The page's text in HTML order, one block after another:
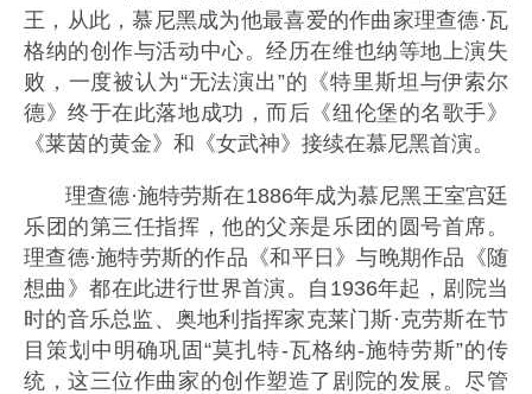
王，从此，慕尼黑成为他最喜爱的作曲家理查德·瓦
格纳的创作与活动中心。经历在维也纳等地上演失
败，一度被认为“无法演出”的《特里斯坦与伊索尔
德》终于在此落地成功，而后《纽伦堡的名歌手》
《莱茵的黄金》和《女武神》接续在慕尼黑首演。
理查德·施特劳斯在1886年成为慕尼黑王室宫廷
乐团的第三任指挥，他的父亲是乐团的圆号首席。
理查德·施特劳斯的作品《和平日》与晚期作品《随
想曲》都在此进行世界首演。自1936年起，剧院当
时的音乐总监、奥地利指挥家克莱门斯·克劳斯在节
目策划中明确巩固“莫扎特-瓦格纳-施特劳斯”的传
统，这三位作曲家的创作塑造了剧院的发展。尽管